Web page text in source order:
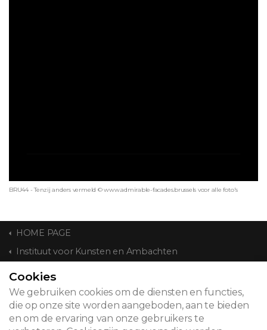
BRU44 - Tenzij anders vermeld © www.admirable-facades.brussels voor alle foto's
HOME PAGE
Instituut voor Kunsten en Ambachten
CONTACT
Cookies
We gebruiken cookies om de diensten en functies,
die op onze site worden aangeboden, aan te bieden
en om de ervaring van onze gebruikers te